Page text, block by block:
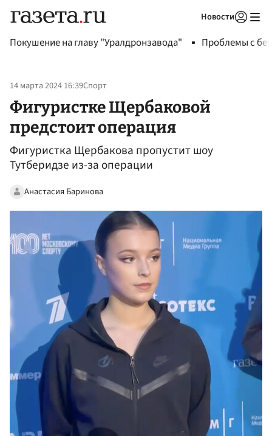
Новости
Покушение на главу "Уралдронзавода" Проблемы с
14 марта 2024 16:39Спорт
Фигуристке Щербаковой
предстоит операция
Фигуристка Щербакова пропустит шоу
Тутберидзе из-за операции
Анастасия Баринова